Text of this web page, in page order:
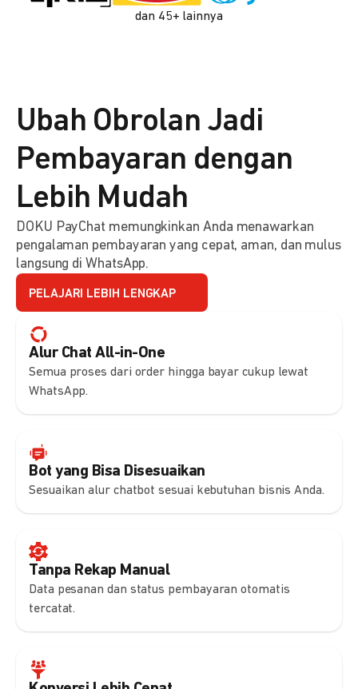
dan 45+ lainnya
Alur Chat All-in-One
Semua proses dari order hingga bayar cukup lewat
WhatsApp.
Bot yang Bisa Disesuaikan
Sesuaikan alur chatbot sesuai kebutuhan bisnis Anda.
Tanpa Rekap Manual
Data pesanan dan status pembayaran otomatis
tercatat.
Ubah Obrolan Jadi
Pembayaran dengan
Lebih Mudah
DOKU PayChat memungkinkan Anda menawarkan
pengalaman pembayaran yang cepat, aman, dan mulus
langsung di WhatsApp.
PELAJARI LEBIH LENGKAP